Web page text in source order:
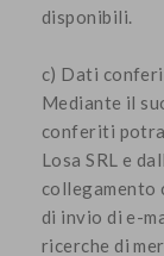
disponibili.
c) Dati
Mediante il
conferiti
Losa SRL e
collegamento
di invio di e-
ricerche di